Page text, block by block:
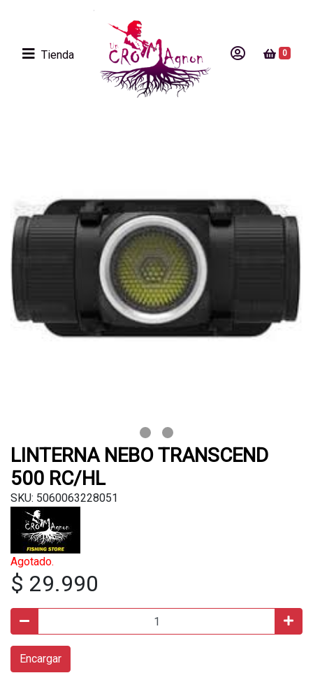
Tienda 0
LINTERNA NEBO TRANSCEND
500 RC/HL
SKU: 5060063228051
Agotado.
$ 29.990
Encargar